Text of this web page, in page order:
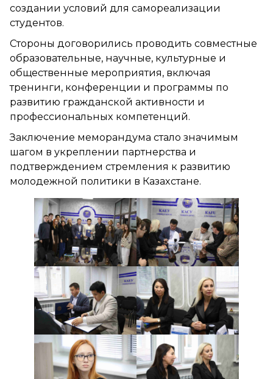
создании условий для самореализации
студентов.
Стороны договорились проводить совместные
образовательные, научные, культурные и
общественные мероприятия, включая
тренинги, конференции и программы по
развитию гражданской активности и
профессиональных компетенций.
Заключение меморандума стало значимым
шагом в укреплении партнерства и
подтверждением стремления к развитию
молодежной политики в Казахстане.